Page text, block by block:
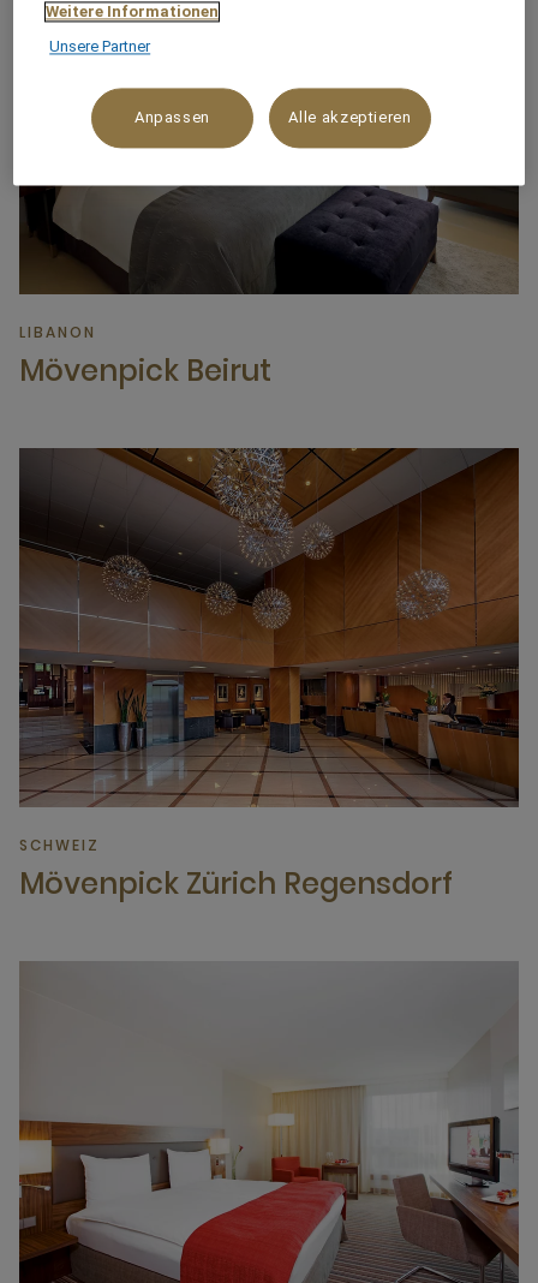
LIBANON
Mövenpick Beirut
SCHWEIZ
Mövenpick Zürich Regensdorf
Weitere Informationen
Unsere Partner
Anpassen Alle akzeptieren